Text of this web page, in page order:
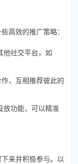
高效的推广策略：
他社交平台，如
，互相推荐彼此的
放功能，可以精准
来并积极参与。以